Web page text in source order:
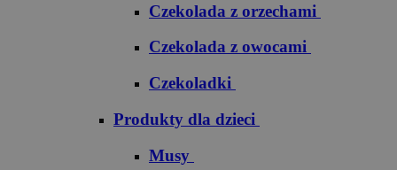
Czekolada z orzechami
Czekolada z owocami
Czekoladki
Produkty dla dzieci
Musy